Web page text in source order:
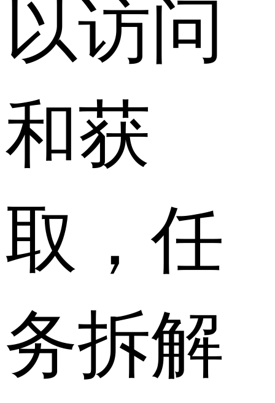
以访问
和获
取，任
务拆解